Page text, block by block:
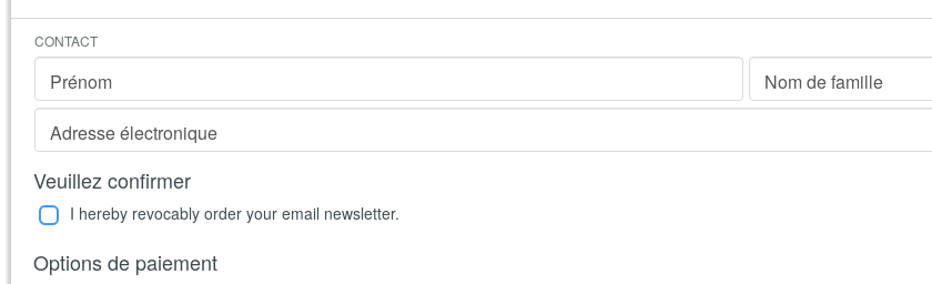
CONTACT
Prénom
Nom de famille
Adresse électronique
Veuillez confirmer
I hereby revocably order your email newsletter.
Options de paiement